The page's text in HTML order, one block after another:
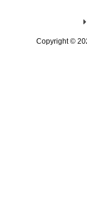
Copyright ©